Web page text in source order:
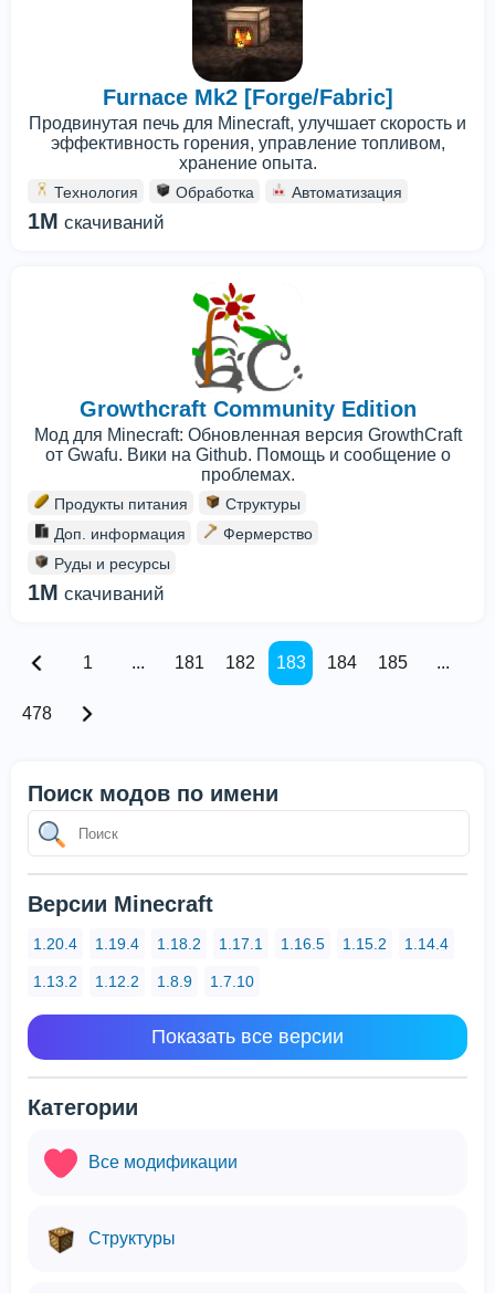
Furnace Mk2 [Forge/Fabric]
Продвинутая печь для Minecraft, улучшает скорость и
эффективность горения, управление топливом,
хранение опыта.
Технология Обработка Автоматизация
1M скачиваний
Growthcraft Community Edition
Мод для Minecraft: Обновленная версия GrowthCraft
от Gwafu. Вики на Github. Помощь и сообщение о
проблемах.
Продукты питания
Структуры
Доп. информация
Фермерство
Руды и ресурсы
1M скачиваний
1 ... 181 182 183 184 185 ...
478
Поиск модов по имени
Версии Minecraft
1.20.4 1.19.4 1.18.2 1.17.1 1.16.5 1.15.2 1.14.4
1.13.2 1.12.2 1.8.9 1.7.10
Показать все версии
Категории
Все модификации
Структуры